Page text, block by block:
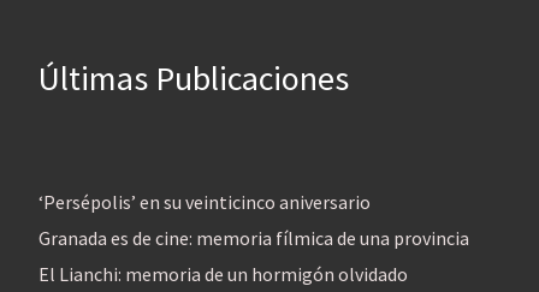
Últimas Publicaciones
‘Persépolis’ en su veinticinco aniversario
Granada es de cine: memoria fílmica de una provincia
El Lianchi: memoria de un hormigón olvidado